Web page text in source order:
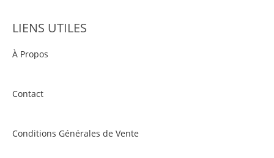
LIENS UTILES
À Propos
Contact
Conditions Générales de Vente